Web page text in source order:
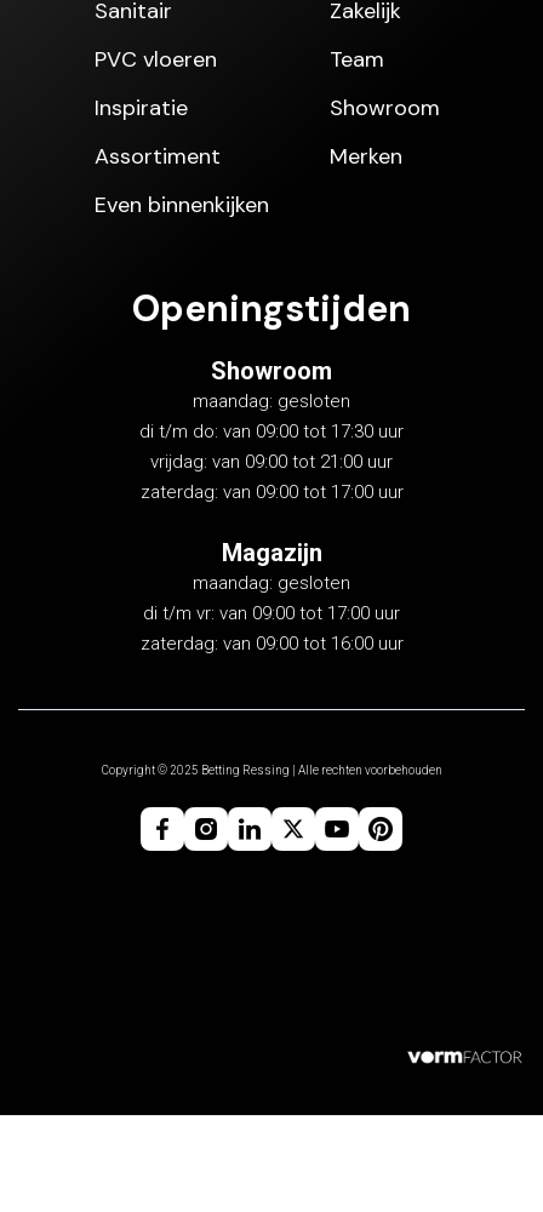
Sanitair
PVC vloeren
Inspiratie
Assortiment
Even binnenkijken
Zakelijk
Team
Showroom
Merken
Openingstijden
Showroom
maandag: gesloten
di t/m do: van 09:00 tot 17:30 uur
vrijdag: van 09:00 tot 21:00 uur
zaterdag: van 09:00 tot 17:00 uur
Magazijn
maandag: gesloten
di t/m vr: van 09:00 tot 17:00 uur
zaterdag: van 09:00 tot 16:00 uur
Copyright © 2025 Betting Ressing | Alle rechten voorbehouden